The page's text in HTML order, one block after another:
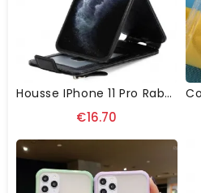
Housse IPhone 11 Pro Rabat Vertical Porte-Cartes
€16.70